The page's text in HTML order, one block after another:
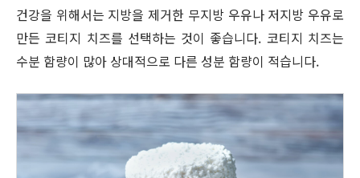
건강을 위해서는 지방을 제거한 무지방 우유나 저지방 우유로
만든 코티지 치즈를 선택하는 것이 좋습니다. 코티지 치즈는
수분 함량이 많아 상대적으로 다른 성분 함량이 적습니다.